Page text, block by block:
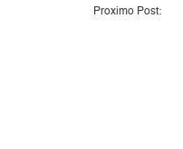
Proximo Post: